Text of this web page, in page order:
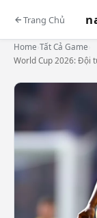
Trang Chủ
Home Tất Cả Game
World Cup 2026: Đội